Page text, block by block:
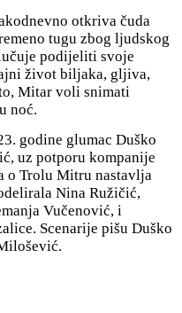
otkriva čuda
tugu zbog ljudskog
podijeliti svoje
život biljaka, gljiva,
Mitar voli snimati
noć.
godine glumac Duško
uz potporu kompanije
o Trolu Mitru nastavlja
Nina Ružičić,
Vučenović, i
Scenarije pišu Duško